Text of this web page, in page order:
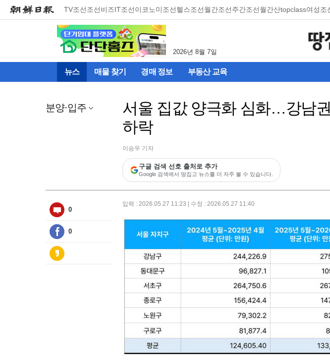
TV조선조선비즈IT조선이코노미조선헬스조선월간조선주간조선월간산topclass여성조
2026년 8월 7일
뉴스 매물 찾기 경매 정보 부동산 교육
분양·입주
서울 집값 양극화 심화…강남
하락
이승우 기자
구글 검색 선호 출처로 추가
Google 검색에서 땅집고 뉴스를 더 자주 볼 수 있습니다.
0
0
입력 : 2026.05.27 11:23 | 수정 : 2026.05.27 11:40